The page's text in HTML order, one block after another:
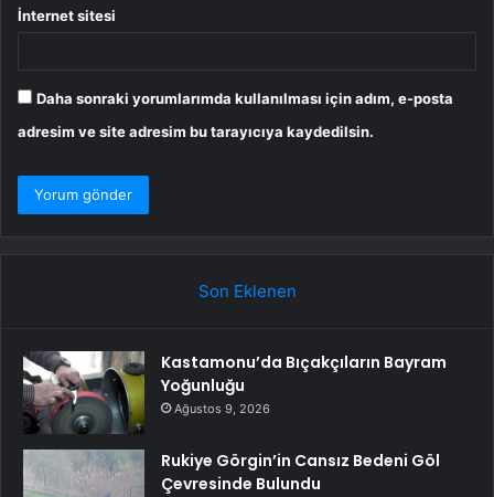
İnternet sitesi
Daha sonraki yorumlarımda kullanılması için adım, e-posta
adresim ve site adresim bu tarayıcıya kaydedilsin.
Son Eklenen
Kastamonu’da Bıçakçıların Bayram
Yoğunluğu
Ağustos 9, 2026
Rukiye Görgin’in Cansız Bedeni Göl
Çevresinde Bulundu